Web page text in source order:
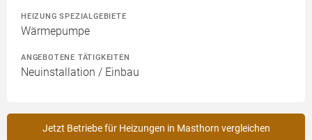
HEIZUNG SPEZIALGEBIETE
Wärmepumpe
ANGEBOTENE TÄTIGKEITEN
Neuinstallation / Einbau
Jetzt Betriebe für Heizungen in Masthorn vergleichen